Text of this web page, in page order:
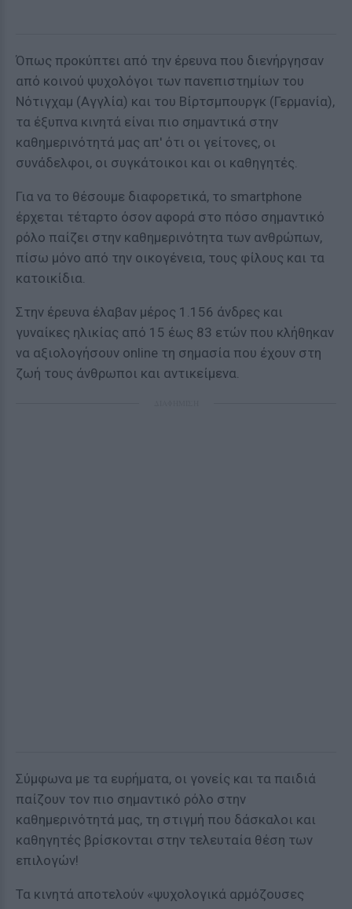
Όπως προκύπτει από την έρευνα που διενήργησαν
από κοινού ψυχολόγοι των πανεπιστημίων του
Νότιγχαμ (Αγγλία) και του Βίρτσμπουργκ (Γερμανία),
τα έξυπνα κινητά είναι πιο σημαντικά στην
καθημερινότητά μας απ' ότι οι γείτονες, οι
συνάδελφοι, οι συγκάτοικοι και οι καθηγητές.
Για να το θέσουμε διαφορετικά, το smartphone
έρχεται τέταρτο όσον αφορά στο πόσο σημαντικό
ρόλο παίζει στην καθημερινότητα των ανθρώπων,
πίσω μόνο από την οικογένεια, τους φίλους και τα
κατοικίδια.
Στην έρευνα έλαβαν μέρος 1.156 άνδρες και
γυναίκες ηλικίας από 15 έως 83 ετών που κλήθηκαν
να αξιολογήσουν online τη σημασία που έχουν στη
ζωή τους άνθρωποι και αντικείμενα.
Σύμφωνα με τα ευρήματα, οι γονείς και τα παιδιά
παίζουν τον πιο σημαντικό ρόλο στην
καθημερινότητά μας, τη στιγμή που δάσκαλοι και
καθηγητές βρίσκονται στην τελευταία θέση των
επιλογών!
Τα κινητά αποτελούν «ψυχολογικά αρμόζουσες